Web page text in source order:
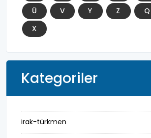
Ü
V Y Z Q
X
Kategoriler
irak-türkmen